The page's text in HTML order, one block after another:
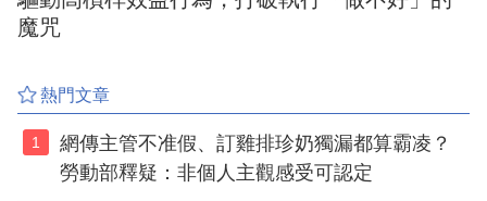
魔咒
熱門文章
1
網傳主管不准假、訂雞排珍奶獨漏都算霸凌？
勞動部釋疑：非個人主觀感受可認定